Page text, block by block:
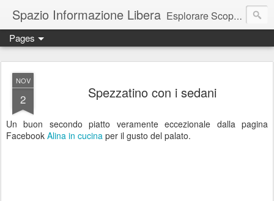
Spazio Informazione Libera Esplorare Scoprire Creare
Escursioni, viaggi, arte, tecnologia, attualità
Pages
NOV
2 Spezzatino con i sedani
Un buon secondo piatto veramente eccezionale dalla pagina
Facebook Alina in cucina per il gusto del palato.